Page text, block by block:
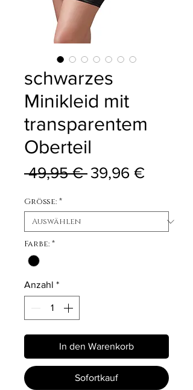
schwarzes
Minikleid mit
transparentem
Oberteil
49,95 € Standardpreis
39,96 €Sale-
Größe: *
Farbe: *
Anzahl *
In den Warenkorb
Sofortkauf